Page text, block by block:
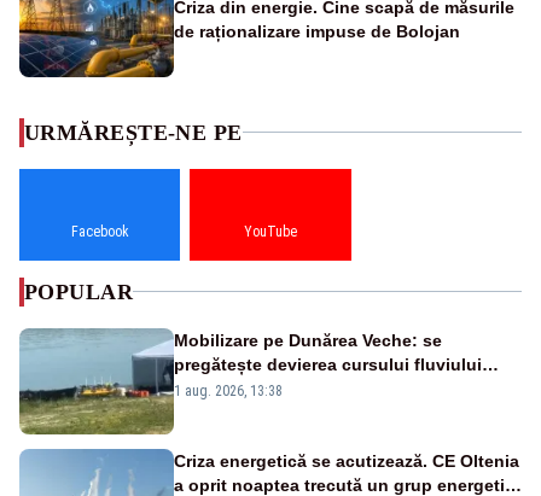
Criza din energie. Cine scapă de măsurile
de raționalizare impuse de Bolojan
URMĂREȘTE-NE PE
Facebook YouTube
POPULAR
Mobilizare pe Dunărea Veche: se
pregătește devierea cursului fluviului
către Cernavodă – VIDEO
1 aug. 2026, 13:38
Criza energetică se acutizează. CE Oltenia
a oprit noaptea trecută un grup energetic